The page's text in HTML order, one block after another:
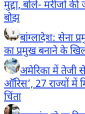
मुद्दा, बोले- मरीजों
बोझ
बांग्लादेश: सेना
का प्रमुख बनाने के
अमेरिका में तेजी
ऑरिस’, 27 राज्यों में
चिंता